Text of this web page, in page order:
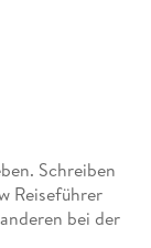
Schreiben
Reiseführer
bei der